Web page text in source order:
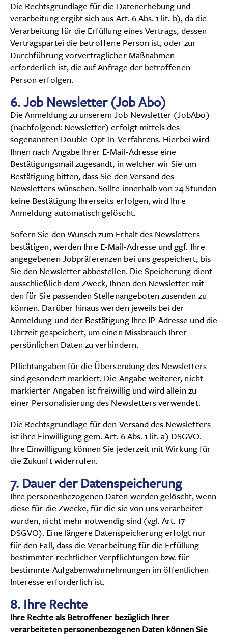
Die Rechtsgrundlage für die Datenerhebung und -
verarbeitung ergibt sich aus Art. 6 Abs. 1 lit. b), da die
Verarbeitung für die Erfüllung eines Vertrags, dessen
Vertragspartei die betroffene Person ist, oder zur
Durchführung vorvertraglicher Maßnahmen
erforderlich ist, die auf Anfrage der betroffenen
Person erfolgen.
6.Job Newsletter (Job Abo)
Die Anmeldung zu unserem Job Newsletter (JobAbo)
(nachfolgend: Newsletter) erfolgt mittels des
sogenannten Double-Opt-In-Verfahrens. Hierbei wird
Ihnen nach Angabe Ihrer E-Mail-Adresse eine
Bestätigungsmail zugesandt, in welcher wir Sie um
Bestätigung bitten, dass Sie den Versand des
Newsletters wünschen. Sollte innerhalb von 24 Stunden
keine Bestätigung Ihrerseits erfolgen, wird Ihre
Anmeldung automatisch gelöscht.
Sofern Sie den Wunsch zum Erhalt des Newsletters
bestätigen, werden Ihre E-Mail-Adresse und ggf. Ihre
angegebenen Jobpräferenzen bei uns gespeichert, bis
Sie den Newsletter abbestellen. Die Speicherung dient
ausschließlich dem Zweck, Ihnen den Newsletter mit
den für Sie passenden Stellenangeboten zusenden zu
können. Darüber hinaus werden jeweils bei der
Anmeldung und der Bestätigung Ihre IP-Adresse und die
Uhrzeit gespeichert, um einen Missbrauch Ihrer
persönlichen Daten zu verhindern.
Pflichtangaben für die Übersendung des Newsletters
sind gesondert markiert. Die Angabe weiterer, nicht
markierter Angaben ist freiwillig und wird allein zu
einer Personalisierung des Newsletters verwendet.
Die Rechtsgrundlage für den Versand des Newsletters
ist ihre Einwilligung gem. Art. 6 Abs. 1 lit. a) DSGVO.
Ihre Einwilligung können Sie jederzeit mit Wirkung für
die Zukunft widerrufen.
7. Dauer der Datenspeicherung
Ihre personenbezogenen Daten werden gelöscht, wenn
diese für die Zwecke, für die sie von uns verarbeitet
wurden, nicht mehr notwendig sind (vgl. Art. 17
DSGVO). Eine längere Datenspeicherung erfolgt nur
für den Fall, dass die Verarbeitung für die Erfüllung
bestimmter rechtlicher Verpflichtungen bzw. für
bestimmte Aufgabenwahrnehmungen im öffentlichen
Interesse erforderlich ist.
8. Ihre Rechte
Ihre Rechte als Betroffener bezüglich Ihrer
verarbeiteten personenbezogenen Daten können Sie